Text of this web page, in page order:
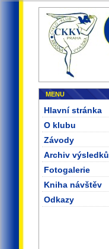
MENU
Hlavní stránka
O klubu
Závody
Archiv výsledků
Fotogalerie
Kniha návštěv
Odkazy